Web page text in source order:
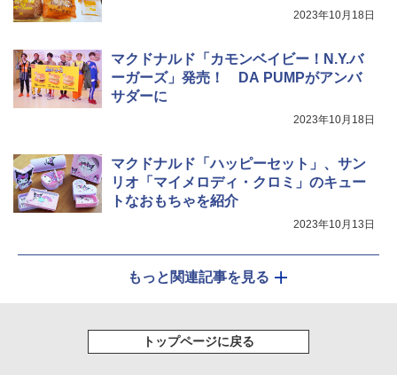
2023年10月18日
マクドナルド「カモンベイビー！N.Y.バ
ーガーズ」発売！ DA PUMPがアンバ
サダーに
2023年10月18日
マクドナルド「ハッピーセット」、サン
リオ「マイメロディ・クロミ」のキュー
トなおもちゃを紹介
2023年10月13日
もっと関連記事を見る
トップページに戻る